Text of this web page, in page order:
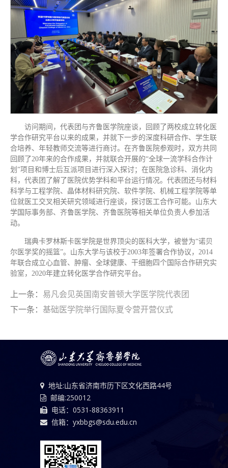
访问期间，代表团与齐鲁医学院座谈，回顾了两校成立转化医
学合作研究平台以来的成果，并就下一步的深度科研合作、学生联
合培养、年轻教师交流等进行商讨。在齐鲁医院参观时，双方共同
回顾了20年来的合作成果，并就联合开展的“全球一流学科合作计
划”项目和博士后互派项目进行深入探讨；在医院急诊科、消化内
科，代表团了解了医院优势学科和平台运行情况。代表团还与材料
科学与工程学院、晶体材料研究院、软件学院、机械工程学院等单
位就医工交叉相关研究领域进行座谈，探讨医工合作可能。山东大
学国际事务部、齐鲁医学院、齐鲁医院等相关单位负责人参加活
动。
瑞典卡罗林斯卡医学院是世界顶尖的医科大学，被誉为“诺贝
尔医学奖的摇篮”。山东大学与该校于2003年签署合作协议，2014
年联合成立心血管、肿瘤、全球健康、干细胞四个国际合作研究实
验室，2020年建立转化医学合作研究平台。
上一条： 易凡会见英国南安普顿大学医学院代表团
下一条： 基础医学院举行国际夏令营开营仪式
地址:山东省济南市历下区文化西路44号
邮编:250012
电话：0531-88363911
信箱：yxbbgs@sdu.edu.cn